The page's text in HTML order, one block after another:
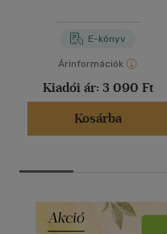
E-könyv
Árinformációk
Kiadói ár: 3 090 Ft
Kosárba